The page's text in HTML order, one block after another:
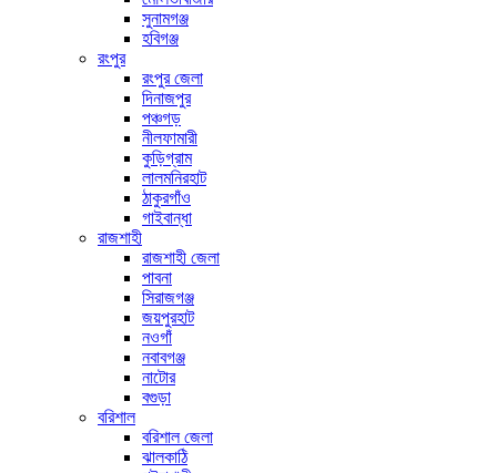
সুনামগঞ্জ
হবিগঞ্জ
রংপুর
রংপুর জেলা
দিনাজপুর
পঞ্চগড়
নীলফামারী
কুড়িগ্রাম
লালমনিরহাট
ঠাকুরগাঁও
গাইবান্ধা
রাজশাহী
রাজশাহী জেলা
পাবনা
সিরাজগঞ্জ
জয়পুরহাট
নওগাঁ
নবাবগঞ্জ
নাটোর
বগুড়া
বরিশাল
বরিশাল জেলা
ঝালকাঠি